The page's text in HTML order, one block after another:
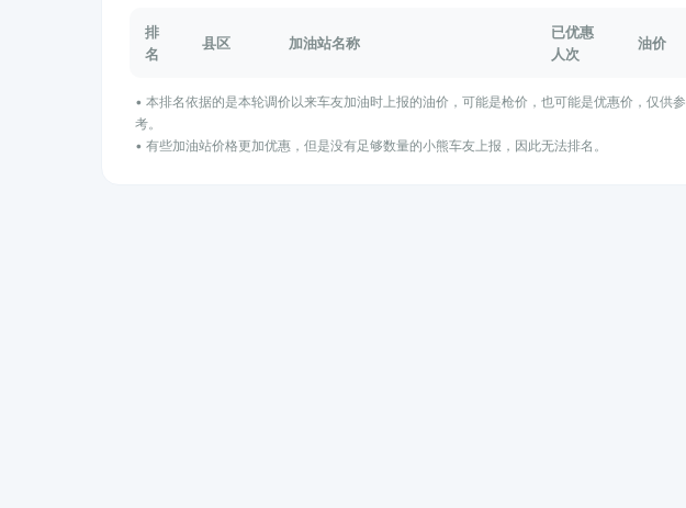
排
名
县区 加油站名称
已优惠
人次
油价
• 本排名依据的是本轮调价以来车友加油时上报的油价，可能是枪价，也可能是优惠价，仅供参
考。
• 有些加油站价格更加优惠，但是没有足够数量的小熊车友上报，因此无法排名。